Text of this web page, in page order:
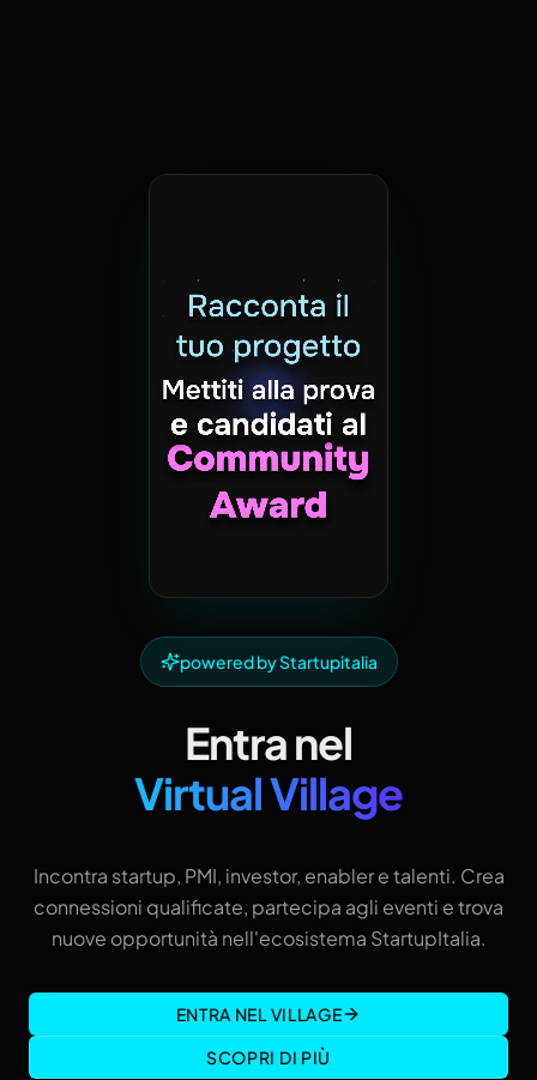
powered by Startupitalia
Entra nel
Virtual Village
Incontra startup, PMI, investor, enabler e talenti. Crea
connessioni qualificate, partecipa agli eventi e trova
nuove opportunità nell'ecosistema StartupItalia.
ENTRA NEL VILLAGE
SCOPRI DI PIÙ